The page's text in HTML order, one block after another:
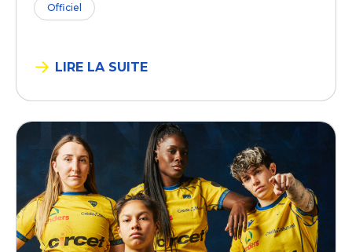
Officiel
LIRE LA SUITE